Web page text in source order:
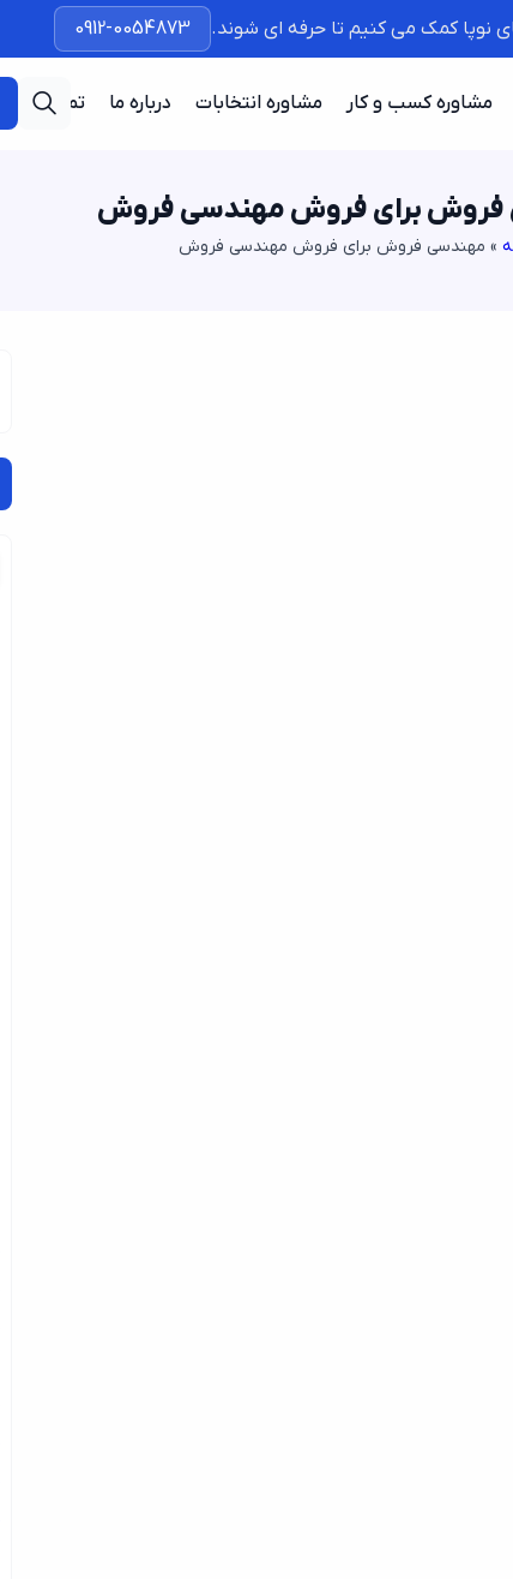
نوپا کمک می کنیم تا حرفه ای شوند. 0912-0054873
مشاوره کسب و کار مشاوره انتخابات درباره ما تماس با ما
برای فروش مهندسی فروش
» مهندسی فروش برای فروش مهندسی فروش